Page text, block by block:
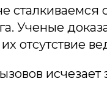
Ученые
отсутствие